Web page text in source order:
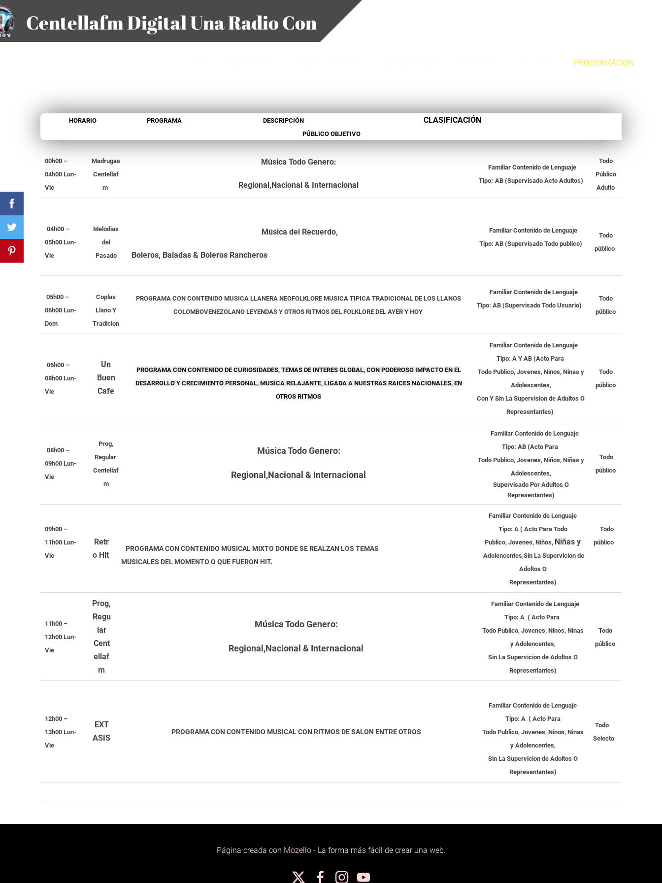
Centellafm Digital Una Radio Con Estilo..!
PROGRAMACION
HORARIO PROGRAMA DESCRIPCIÓN CLASIFICACIÓN
PÚBLICO OBJETIVO
00h00 –
04h00 Lun-
Vie
Madrugas
Centellaf
m
Música Todo Genero:
Regional,Nacional & Internacional
Familiar Contenido de Lenguaje
Tipo: AB (Supervisado Acto Adultos)
Todo
Público
Adulto
04h00 –
05h00 Lun-
Vie
Melodias
del
Pasado
Música del Recuerdo,
Boleros, Baladas & Boleros Rancheros
Familiar Contenido de Lenguaje
Tipo: AB (Supervisado Todo publico)
Todo
público
05h00 –
06h00 Lun-
Dom
Coplas
Llano Y
Tradicion
PROGRAMA CON CONTENIDO MUSICA LLANERA NEOFOLKLORE MUSICA TIPICA TRADICIONAL DE LOS LLANOS
COLOMBOVENEZOLANO LEYENDAS Y OTROS RITMOS DEL FOLKLORE DEL AYER Y HOY
Familiar Contenido de Lenguaje
Tipo: AB (Supervisado Todo Usuario)
Todo
público
06h00 –
08h00 Lun-
Vie
Un
Buen
Cafe
PROGRAMA CON CONTENIDO DE CURIOSIDADES, TEMAS DE INTERES GLOBAL, CON PODEROSO IMPACTO EN EL
DESARROLLO Y CRECIMIENTO PERSONAL, MUSICA RELAJANTE, LIGADA A NUESTRAS RAICES NACIONALES, EN
OTROS RITMOS
Familiar Contenido de Lenguaje
Tipo: A Y AB (Acto Para
Todo Publico, Jovenes, Ninos, Ninas y
Adolescentes,
Con Y Sin La Supervision de Adultos O
Representantes)
Todo
público
08h00 –
09h00 Lun-
Vie
Prog,
Regular
Centellaf
m
Música Todo Genero:
Regional,Nacional & Internacional
Familiar Contenido de Lenguaje
Tipo: AB (Acto Para
Todo Publico, Jovenes, Niños, Niñas y
Adolescentes,
Supervisado Por Adultos O
Representantes)
Todo
público
09h00 –
11h00 Lun-
Vie
Retr
o Hit
PROGRAMA CON CONTENIDO MUSICAL MIXTO DONDE SE REALZAN LOS TEMAS
MUSICALES DEL MOMENTO O QUE FUERON HIT.
Familiar Contenido de Lenguaje
Tipo: A ( Acto Para Todo
Publico, Jovenes, Niños, Niñas y
Adolencentes,Sin La Supervicion de
Adoltos O
Representantes)
Todo
público
11h00 –
12h00 Lun-
Vie
Prog,
Regu
lar
Cent
ellaf
m
Música Todo Genero:
Regional,Nacional & Internacional
Familiar Contenido de Lenguaje
Tipo: A ( Acto Para
Todo Publico, Jovenes, Ninos, Ninas
y Adolencentes,
Sin La Supervicion de Adoltos O
Representantes)
Todo
público
12h00 –
13h00 Lun-
Vie
EXT
ASIS
PROGRAMA CON CONTENIDO MUSICAL CON RITMOS DE SALON ENTRE OTROS
Familiar Contenido de Lenguaje
Tipo: A ( Acto Para
Todo Publico, Jovenes, Ninos, Ninas
y Adolencentes,
Sin La Supervicion de Adoltos O
Representantes)
Todo
Selecto
Página creada con Mozello- La forma más fácil de crear una web.